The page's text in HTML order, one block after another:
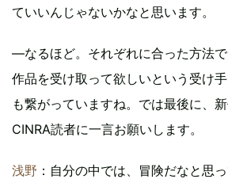
ていいんじゃないかなと思います。
―なるほど。それぞれに合った方法
作品を受け取って欲しいという受け
も繋がっていますね。では最後に、
CINRA読者に一言お願いします。
浅野 ：自分の中では、冒険だなと思